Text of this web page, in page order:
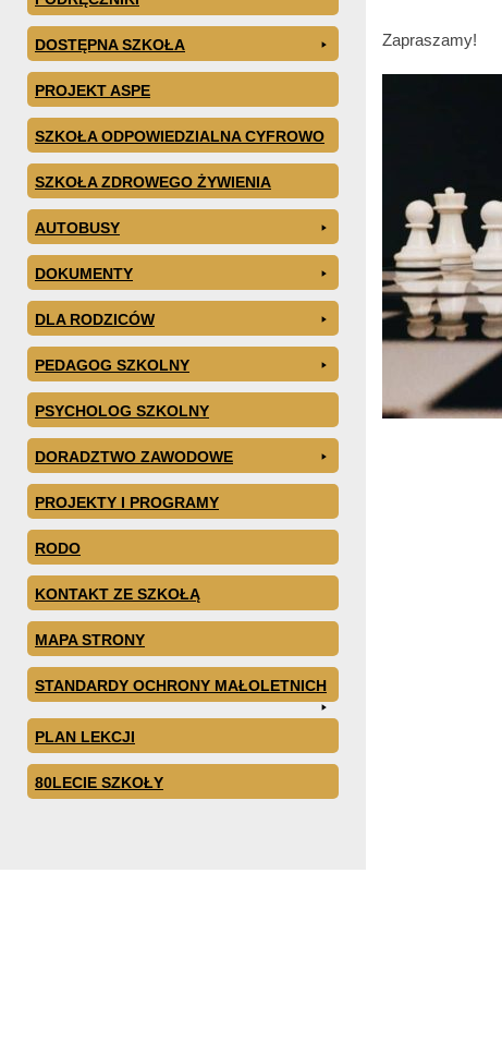
Zapraszamy!
DOSTĘPNA SZKOŁA
PROJEKT ASPE
SZKOŁA ODPOWIEDZIALNA CYFROWO
SZKOŁA ZDROWEGO ŻYWIENIA
AUTOBUSY
DOKUMENTY
DLA RODZICÓW
PEDAGOG SZKOLNY
PSYCHOLOG SZKOLNY
DORADZTWO ZAWODOWE
PROJEKTY I PROGRAMY
RODO
KONTAKT ZE SZKOŁĄ
MAPA STRONY
STANDARDY OCHRONY MAŁOLETNICH
PLAN LEKCJI
80LECIE SZKOŁY